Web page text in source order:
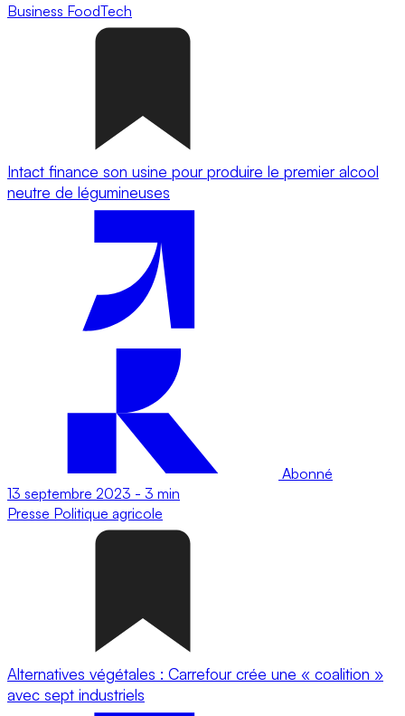
Business FoodTech
Intact finance son usine pour produire le premier alcool
neutre de légumineuses
Abonné
13 septembre 2023 - 3 min
Presse Politique agricole
Alternatives végétales : Carrefour crée une « coalition »
avec sept industriels